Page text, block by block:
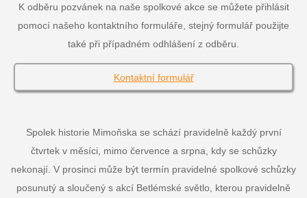
K odběru pozvánek na naše spolkové akce se můžete přihlásit
pomocí našeho kontaktního formuláře, stejný formulář použijte
také při případném odhlášení z odběru.
Kontaktní formulář
Spolek historie Mimoňska se schází pravidelně každý první
čtvrtek v měsíci, mimo července a srpna, kdy se schůzky
nekonají. V prosinci může být termín pravidelné spolkové schůzky
posunutý a sloučený s akcí Betlémské světlo, kterou pravidelně